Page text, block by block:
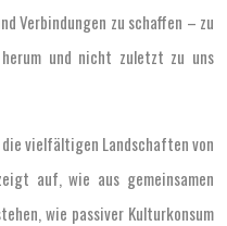
Verbindungen zu schaffen – zu
und nicht zuletzt zu uns
vielfältigen Landschaften von
auf, wie aus gemeinsamen
wie passiver Kulturkonsum